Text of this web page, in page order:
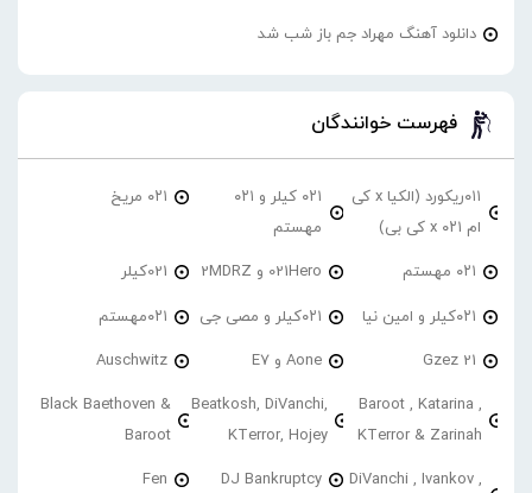
دانلود آهنگ مهراد جم باز شب شد
فهرست خوانندگان
۰۱۱ریکورد (الکیا x کی
ام ۰۲۱ x کی بی)
۰۲۱ کیلر و ۰۲۱
مهستم
۰۲۱ مریخ
۰۲۱ مهستم 021Hero و 2MDRZ 021کیلر
۰۲۱کیلر و امین نیا ۰۲۱کیلر و مصی جی ۰۲۱مهستم
21 Gzez Aone و E7 Auschwitz
Baroot , Katarina ,
KTerror & Zarinah
Beatkosh, DiVanchi,
KTerror, Hojey
Black Baethoven &
Baroot
DiVanchi , Ivankov ,
DJ Bankruptcy
Fen